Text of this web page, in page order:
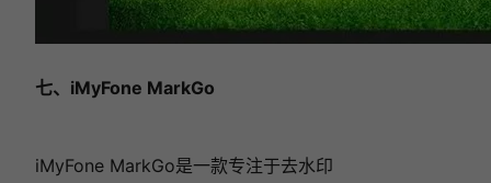
七、iMyFone MarkGo
iMyFone MarkGo是一款专注于去水印